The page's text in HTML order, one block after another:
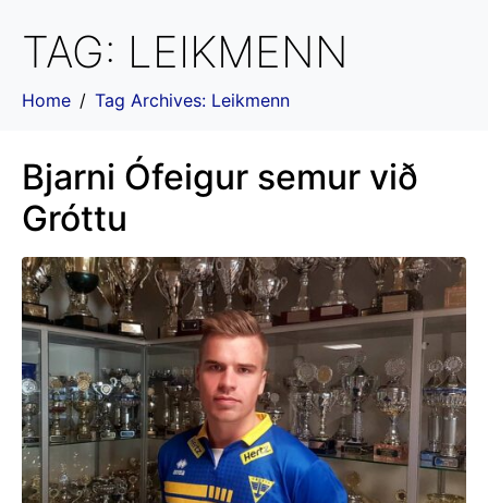
TAG: LEIKMENN
Home Tag Archives: Leikmenn
Bjarni Ófeigur semur við
Gróttu